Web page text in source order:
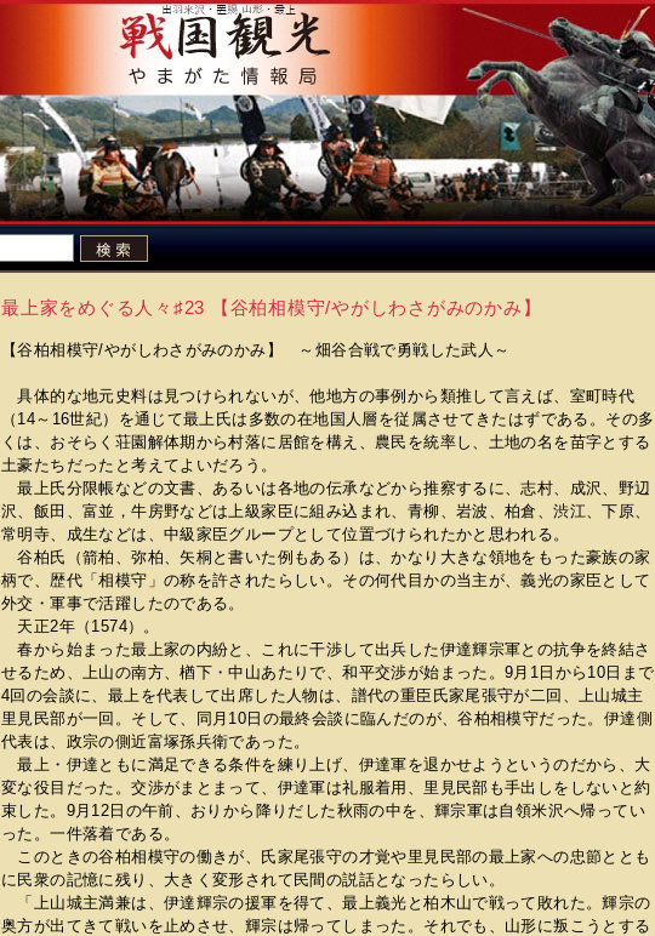
最上家をめぐる人々♯23 【谷柏相模守/やがしわさがみのかみ】
【谷柏相模守/やがしわさがみのかみ】 ～畑谷合戦で勇戦した武人～
具体的な地元史料は見つけられないが、他地方の事例から類推して言えば、室町時代
（14～16世紀）を通じて最上氏は多数の在地国人層を従属させてきたはずである。その多
くは、おそらく荘園解体期から村落に居館を構え、農民を統率し、土地の名を苗字とする
土豪たちだったと考えてよいだろう。
最上氏分限帳などの文書、あるいは各地の伝承などから推察するに、志村、成沢、野辺
沢、飯田、富並，牛房野などは上級家臣に組み込まれ、青柳、岩波、柏倉、渋江、下原、
常明寺、成生などは、中級家臣グループとして位置づけられたかと思われる。
谷柏氏（箭柏、弥柏、矢桐と書いた例もある）は、かなり大きな領地をもった豪族の家
柄で、歴代「相模守」の称を許されたらしい。その何代目かの当主が、義光の家臣として
外交・軍事で活躍したのである。
天正2年（1574）。
春から始まった最上家の内紛と、これに干渉して出兵した伊達輝宗軍との抗争を終結さ
せるため、上山の南方、楢下・中山あたりで、和平交渉が始まった。9月1日から10日まで
4回の会談に、最上を代表して出席した人物は、譜代の重臣氏家尾張守が二回、上山城主
里見民部が一回。そして、同月10日の最終会談に臨んだのが、谷柏相模守だった。伊達側
代表は、政宗の側近富塚孫兵衛であった。
最上・伊達ともに満足できる条件を練り上げ、伊達軍を退かせようというのだから、大
変な役目だった。交渉がまとまって、伊達軍は礼服着用、里見民部も手出しをしないと約
束した。9月12日の午前、おりから降りだした秋雨の中を、輝宗軍は自領米沢へ帰ってい
った。一件落着である。
このときの谷柏相模守の働きが、氏家尾張守の才覚や里見民部の最上家への忠節ととも
に民衆の記憶に残り、大きく変形されて民間の説話となったらしい。
「上山城主満兼は、伊達輝宗の援軍を得て、最上義光と柏木山で戦って敗れた。輝宗の
奥方が出てきて戦いを止めさせ、輝宗は帰ってしまった。それでも、山形に叛こうとする